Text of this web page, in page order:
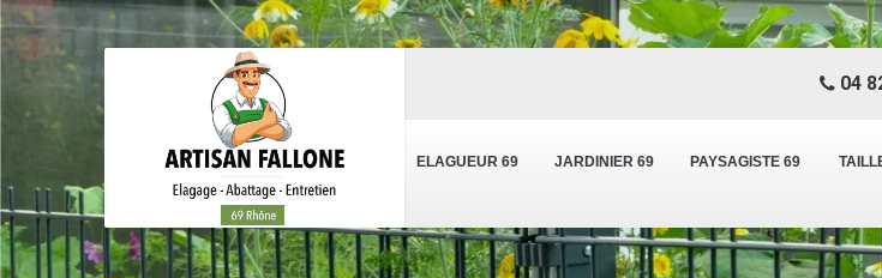
ELAGUEUR 69 JARDINIER 69 PAYSAGISTE 69
04